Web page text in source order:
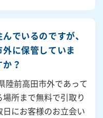
でいるのですが、
に保管していま
？
陸前高田市外であって
所まで無料で引取り
にお客様のお立会い